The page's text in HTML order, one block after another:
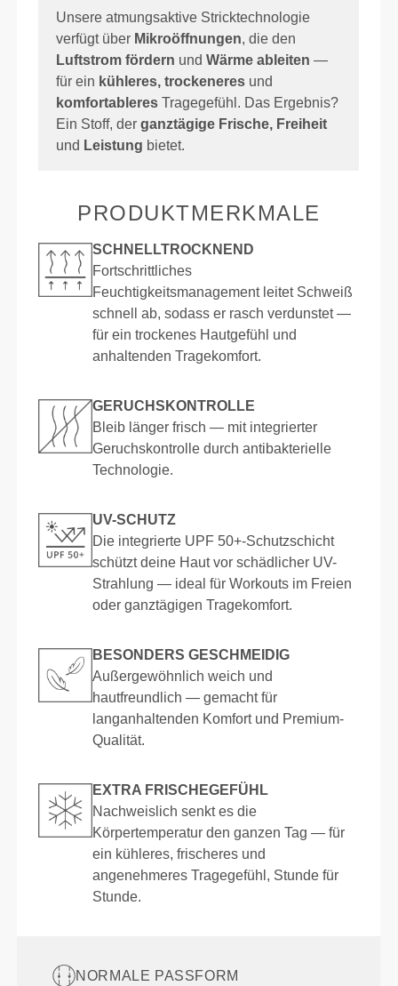
Unsere atmungsaktive Stricktechnologie
verfügt über Mikroöffnungen, die den
Luftstrom fördern undWärme ableiten —
für ein kühleres, trockeneres und
komfortableres Tragegefühl. Das Ergebnis?
Ein Stoff, derganztägige Frische, Freiheit
und Leistung bietet.
PRODUKTMERKMALE
SCHNELLTROCKNEND
Fortschrittliches
Feuchtigkeitsmanagement leitet Schweiß
schnell ab, sodass er rasch verdunstet —
für ein trockenes Hautgefühl und
anhaltenden Tragekomfort.
GERUCHSKONTROLLE
Bleib länger frisch — mit integrierter
Geruchskontrolle durch antibakterielle
Technologie.
UV-SCHUTZ
Die integrierte UPF 50+-Schutzschicht
schützt deine Haut vor schädlicher UV-
Strahlung — ideal für Workouts im Freien
oder ganztägigen Tragekomfort.
BESONDERS GESCHMEIDIG
Außergewöhnlich weich und
hautfreundlich — gemacht für
langanhaltenden Komfort und Premium-
Qualität.
EXTRA FRISCHEGEFÜHL
Nachweislich senkt es die
Körpertemperatur den ganzen Tag — für
ein kühleres, frischeres und
angenehmeres Tragegefühl, Stunde für
Stunde.
NORMALE PASSFORM